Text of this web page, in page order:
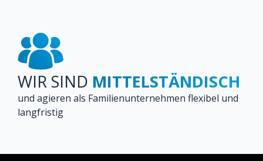
WIR SIND MITTELSTÄNDISCH
und agieren als Familienunternehmen flexibel und
langfristig